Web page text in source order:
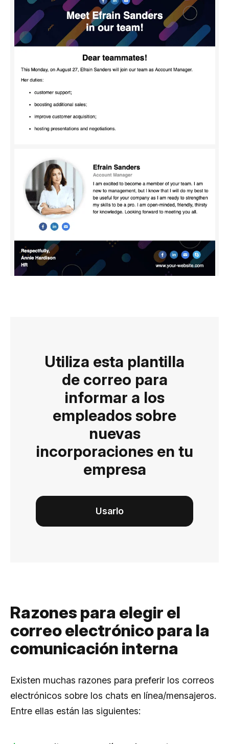
Utiliza esta plantilla
de correo para
informar a los
empleados sobre
nuevas
incorporaciones en tu
empresa
Usarlo
Razones para elegir el
correo electrónico para la
comunicación interna
Existen muchas razones para preferir los correos
electrónicos sobre los chats en línea/mensajeros.
Entre ellas están las siguientes: